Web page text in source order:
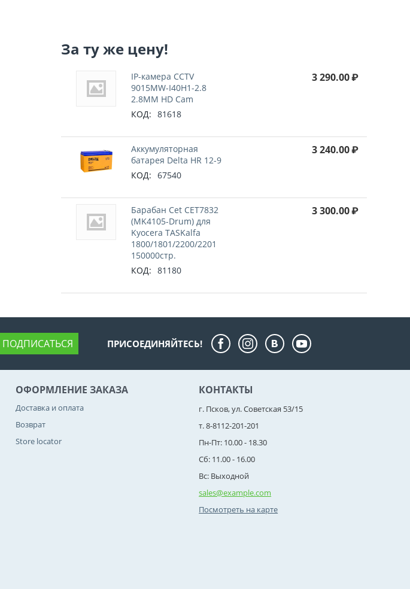
За ту же цену!
IP-камера CCTV
9015MW-I40H1-2.8
2.8MM HD Cam
КОД: 81618
3 290.00₽
Аккумуляторная
батарея Delta HR 12-9
КОД: 67540
3 240.00₽
Барабан Cet CET7832
(MK4105-Drum) для
Kyocera TASKalfa
1800/1801/2200/2201
150000стр.
КОД: 81180
3 300.00₽
ПОДПИСАТЬСЯ ПРИСОЕДИНЯЙТЕСЬ!
ОФОРМЛЕНИЕ ЗАКАЗА
Доставка и оплата
Возврат
Store locator
КОНТАКТЫ
г. Псков, ул. Советская 53/15
т. 8-8112-201-201
Пн-Пт: 10.00 - 18.30
Сб: 11.00 - 16.00
Вс: Выходной
sales@example.com
Посмотреть на карте